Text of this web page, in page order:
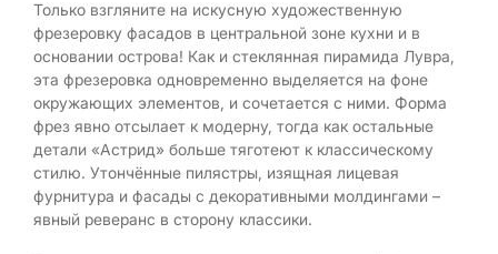
Только взгляните на искусную художественную
фрезеровку фасадов в центральной зоне кухни и в
основании острова! Как и стеклянная пирамида Лувра,
эта фрезеровка одновременно выделяется на фоне
окружающих элементов, и сочетается с ними. Форма
фрез явно отсылает к модерну, тогда как остальные
детали «Астрид» больше тяготеют к классическому
стилю. Утончённые пилястры, изящная лицевая
фурнитура и фасады с декоративными молдингами –
явный реверанс в сторону классики.